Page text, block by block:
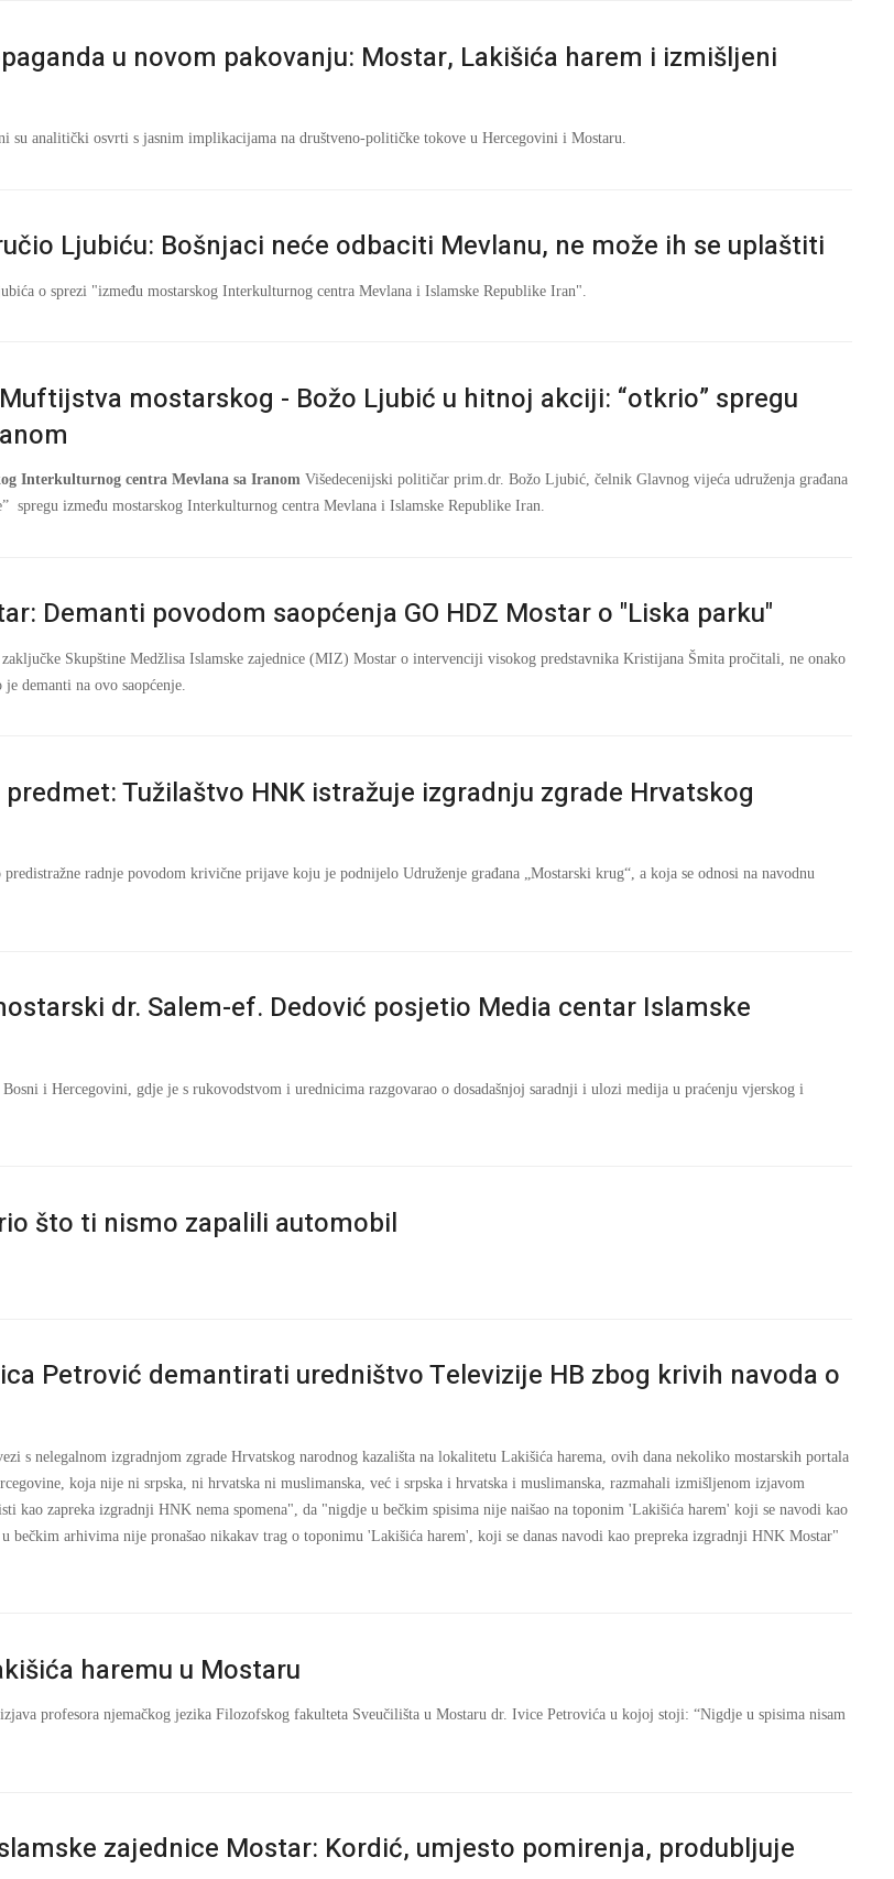
u novom pakovanju: Mostar, Lakišića harem i izmišljeni
su analitički osvrti s jasnim implikacijama na društveno-političke tokove u Hercegovini i Mostaru.
Ljubiću: Bošnjaci neće odbaciti Mevlanu, ne može ih se uplaštiti
o sprezi "između mostarskog Interkulturnog centra Mevlana i Islamske Republike Iran".
mostarskog - Božo Ljubić u hitnoj akciji: “otkrio” spregu
Interkulturnog centra Mevlana sa Iranom Višedecenijski političar prim.dr. Božo Ljubić, čelnik Glavnog vijeća udruženja građana
između mostarskog Interkulturnog centra Mevlana i Islamske Republike Iran.
Demanti povodom saopćenja GO HDZ Mostar o "Liska parku"
Skupštine Medžlisa Islamske zajednice (MIZ) Mostar o intervenciji visokog predstavnika Kristijana Šmita pročitali, ne onako
demanti na ovo saopćenje.
Tužilaštvo HNK istražuje izgradnju zgrade Hrvatskog
radnje povodom krivične prijave koju je podnijelo Udruženje građana „Mostarski krug“, a koja se odnosi na navodnu
dr. Salem-ef. Dedović posjetio Media centar Islamske
i Hercegovini, gdje je s rukovodstvom i urednicima razgovarao o dosadašnjoj saradnji i ulozi medija u praćenju vjerskog i
što ti nismo zapalili automobil
Petrović demantirati uredništvo Televizije HB zbog krivih navoda o
s nelegalnom izgradnjom zgrade Hrvatskog narodnog kazališta na lokalitetu Lakišića harema, ovih dana nekoliko mostarskih portala
koja nije ni srpska, ni hrvatska ni muslimanska, već i srpska i hrvatska i muslimanska, razmahali izmišljenom izjavom
zapreka izgradnji HNK nema spomena", da "nigdje u bečkim spisima nije naišao na toponim 'Lakišića harem' koji se navodi kao
arhivima nije pronašao nikakav trag o toponimu 'Lakišića harem', koji se danas navodi kao prepreka izgradnji HNK Mostar"
haremu u Mostaru
profesora njemačkog jezika Filozofskog fakulteta Sveučilišta u Mostaru dr. Ivice Petrovića u kojoj stoji: “Nigdje u spisima nisam
zajednice Mostar: Kordić, umjesto pomirenja, produbljuje